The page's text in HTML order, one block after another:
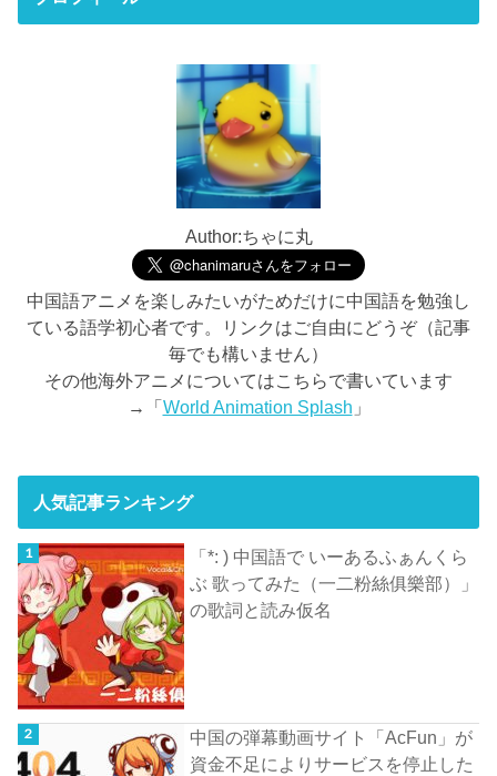
Author:ちゃに丸
中国語アニメを楽しみたいがためだけに中国語を勉強し
ている語学初心者です。リンクはご自由にどうぞ（記事
毎でも構いません）
その他海外アニメについてはこちらで書いています
→「World Animation Splash 」
人気記事ランキング
「*: ) 中国語で いーあるふぁんくら
ぶ 歌ってみた（一二粉絲俱樂部）」
の歌詞と読み仮名
中国の弾幕動画サイト「AcFun」が
資金不足によりサービスを停止した